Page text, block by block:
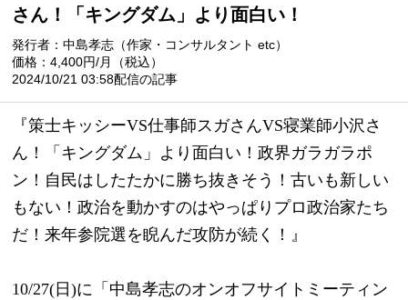
さん！「キングダム」より面白い！
発行者：中島孝志（作家・コンサルタント etc）
価格：4,400円/月（税込）
2024/10/21 03:58配信の記事
『策士キッシーVS仕事師スガさんVS寝業師小沢さ
ん！「キングダム」より面白い！政界ガラガラポ
ン！自民はしたたかに勝ち抜きそう！古いも新しい
もない！政治を動かすのはやっぱりプロ政治家たち
だ！来年参院選を睨んだ攻防が続く！』
10/27(日)に「中島孝志のオンオフサイトミーティン